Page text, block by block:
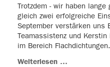
Trotzdem - wir haben
gleich zwei erfolgreiche
September verstärken uns
Teamassistenz und
im Bereich Flachdichtungen.
Weiterlesen …